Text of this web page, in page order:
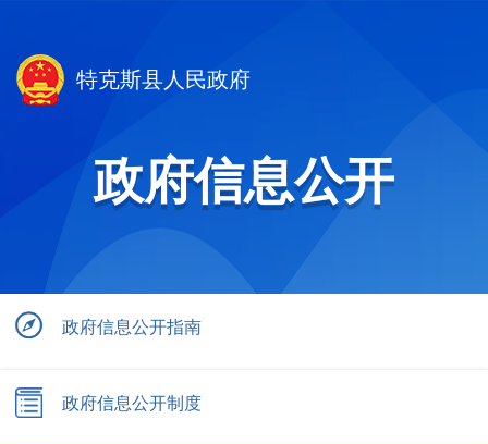
特克斯县人民政府
政府信息公开
政府信息公开指南
政府信息公开制度